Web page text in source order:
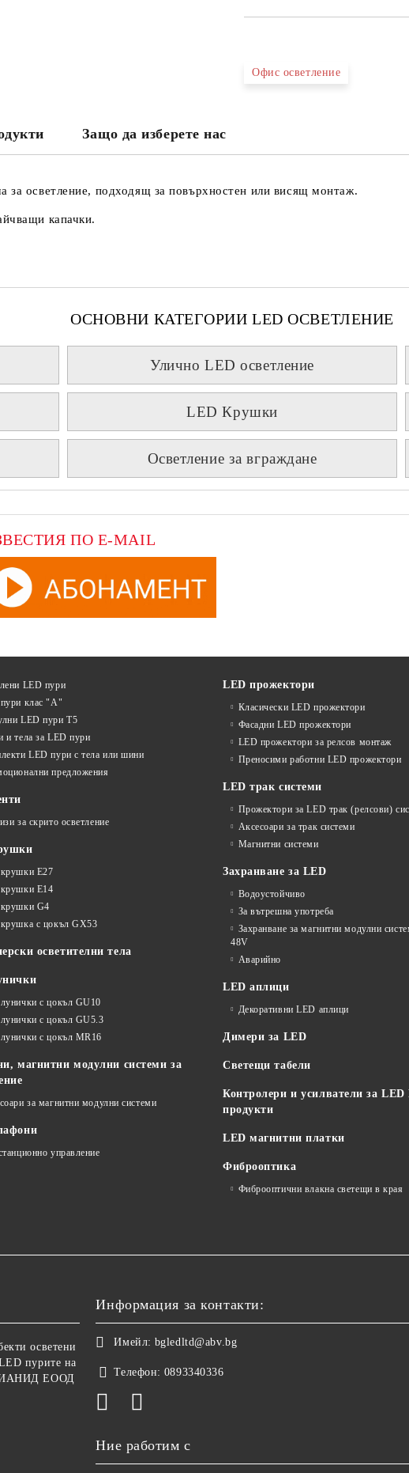
Натискайки бутона "Купи сега",
Офис осветление
Защо да изберете нас
за осветление, подходящ за повърхностен или висящ монтаж.
капачки.
ОСНОВНИ КАТЕГОРИИ LED ОСВЕТЛЕНИЕ
Улично LED осветление
LED Крушки
Осветление за вграждане
ПО E-MAIL
LED пури
клас "А"
LED пури T5
и тела за LED пури
LED пури с тела или шини
предложения
за скрито осветление
E27
E14
G4
с цокъл GX53
осветителни тела
с цокъл GU10
с цокъл GU5.3
с цокъл MR16
магнитни модулни системи за
за магнитни модулни системи
управление
LED прожектори
Класически LED прожектори
Фасадни LED прожектори
LED прожектори за релсов монтаж
Преносими работни LED прожектори
LED трак системи
Прожектори за LED трак (релсови)
Аксесоари за трак системи
Магнитни системи
Захранване за LED
Водоустойчиво
За вътрешна употреба
Захранване за магнитни модулни
48V
Аварийно
LED аплици
Декоративни LED аплици
Димери за LED
Светещи табели
Контролери и усилватели за LED
продукти
LED магнитни платки
Фиброоптика
Фиброоптични влакна светещи в края
осветени
пурите на
ЕООД
Информация за контакти:
Имейл: bgledltd@abv.bg
Телефон: 0893340336
Ние работим с